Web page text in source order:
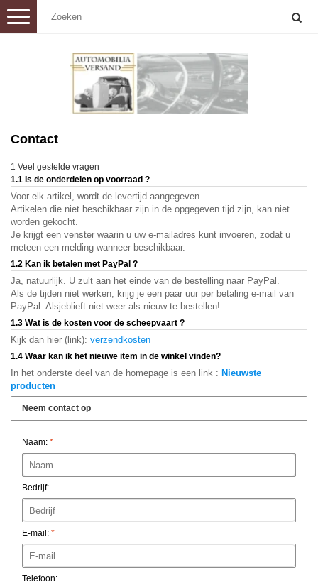
Toggle
navigation
Contact
1 Veel gestelde vragen
1.1 Is de onderdelen op voorraad ?
Voor elk artikel , wordt de levertijd aangegeven.
Artikelen die niet beschikbaar zijn in de opgegeven tijd zijn, kan niet
worden gekocht.
Je krijgt een venster waarin u uw e-mailadres kunt invoeren, zodat u
meteen een melding wanneer beschikbaar.
1.2 Kan ik betalen met PayPal ?
Ja, natuurlijk. U zult aan het einde van de bestelling naar PayPal .
Als de tijden niet werken, krijg je een paar uur per betaling e-mail van
PayPal. Alsjeblieft niet weer als nieuw te bestellen!
1.3 Wat is de kosten voor de scheepvaart ?
Kijk dan hier ( link): verzendkosten
1.4 Waar kan ik het nieuwe item in de winkel vinden?
In het onderste deel van de homepage is een link : Nieuwste
producten
Neem contact op
Naam: *
Bedrijf:
E-mail: *
Telefoon: